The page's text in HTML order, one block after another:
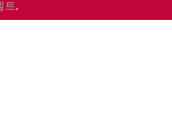
트,